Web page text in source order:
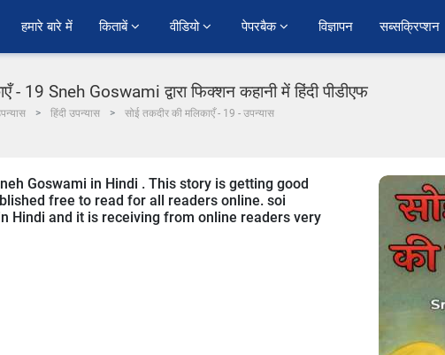
हमारे बारे में किताबें वीडियो पेपरबैक विज्ञापन सब्सक्रिप्शन
- 19 Sneh Goswami द्वारा फिक्शन कहानी में हिंदी पीडीएफ
हिंदी उपन्यास सोई तकदीर की मलिकाएँ - 19 - उपन्यास
Goswami in Hindi . This story is getting good
free to read for all readers online. soi
Hindi and it is receiving from online readers very